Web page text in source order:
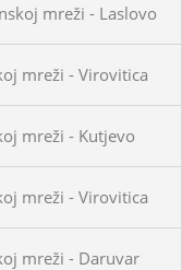
mreži - Laslovo
mreži - Virovitica
mreži - Kutjevo
mreži - Virovitica
mreži - Daruvar